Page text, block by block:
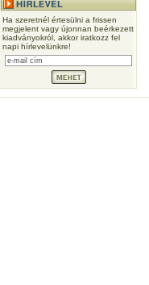
Ha szeretnél értesülni a frissen
megjelent vagy újonnan beérkezett
kiadványokról, akkor iratkozz fel
napi hírlevelünkre!